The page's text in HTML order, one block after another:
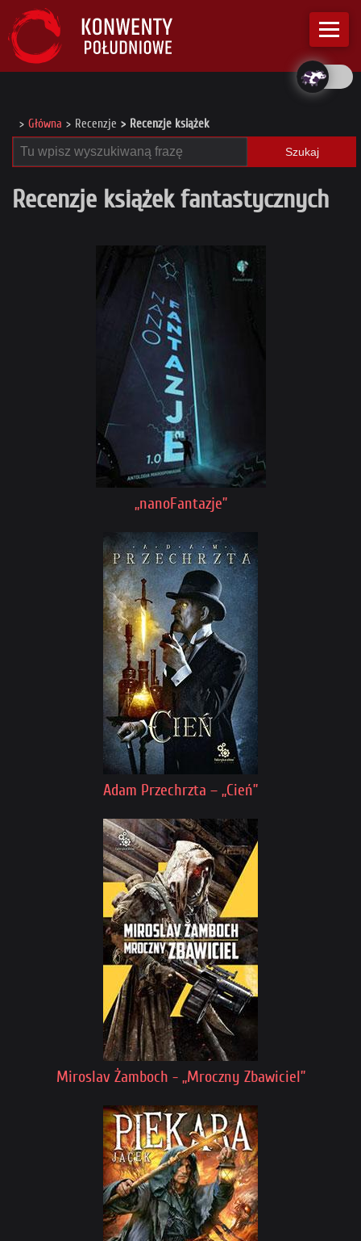
Główna Recenzje Recenzje książek
Szukaj
Recenzje książek fantastycznych
„nanoFantazje”
Adam Przechrzta – „Cień”
Miroslav Żamboch - „Mroczny Zbawiciel”